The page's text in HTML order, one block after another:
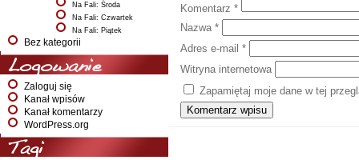
Na Fali: Środa
Na Fali: Czwartek
Na Fali: Piątek
Bez kategorii
Logowanie
Zaloguj się
Kanał wpisów
Kanał komentarzy
WordPress.org
Tagi
Komentarz *
Nazwa *
Adres e-mail *
Witryna internetowa
Zapamiętaj moje dane w tej